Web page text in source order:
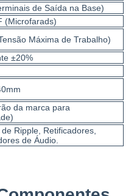
de Saída na Base)
(Microfarads)
Máxima de Trabalho)
±20%
da marca para
Ripple, Retificadores,
de Áudio.